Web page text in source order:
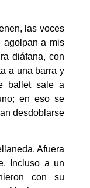
las voces
agolpan a mis
diáfana, con
a una barra y
ballet sale a
en eso se
desdoblarse
Afuera
Incluso a un
con su